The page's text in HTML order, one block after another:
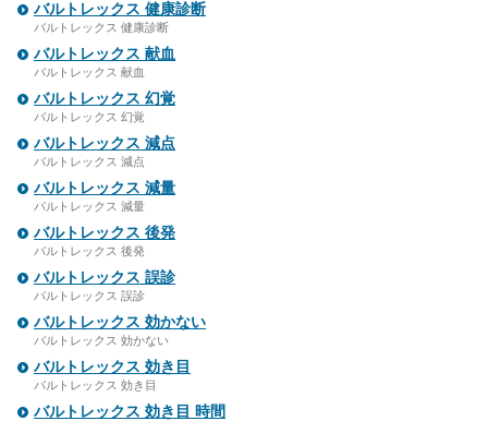
バルトレックス 健康診断
バルトレックス 健康診断
バルトレックス 献血
バルトレックス 献血
バルトレックス 幻覚
バルトレックス 幻覚
バルトレックス 減点
バルトレックス 減点
バルトレックス 減量
バルトレックス 減量
バルトレックス 後発
バルトレックス 後発
バルトレックス 誤診
バルトレックス 誤診
バルトレックス 効かない
バルトレックス 効かない
バルトレックス 効き目
バルトレックス 効き目
バルトレックス 効き目 時間